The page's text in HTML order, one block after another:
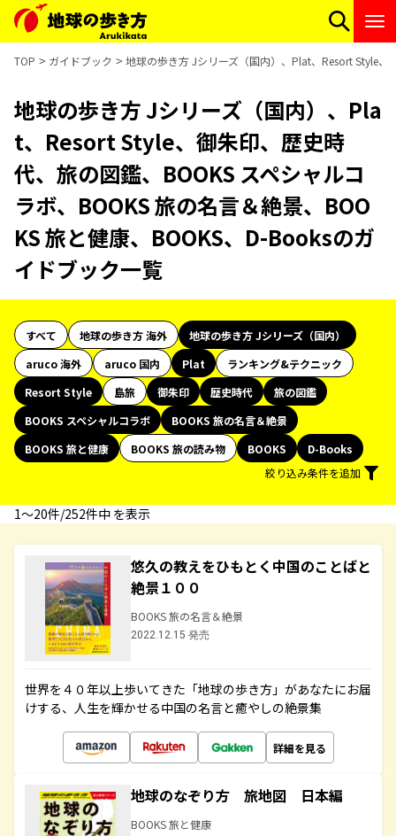
TOP ガイドブック 地球の歩き方 Jシリーズ（国内）、Plat、Resort Style、
地球の歩き方 Jシリーズ（国内）、Pla
t、Resort Style、御朱印、歴史時
代、旅の図鑑、BOOKS スペシャルコ
ラボ、BOOKS 旅の名言＆絶景、BOO
KS 旅と健康、BOOKS、D-Booksのガ
イドブック一覧
すべて 地球の歩き方 海外
地球の歩き方 Jシリーズ（国内）
aruco 海外
aruco 国内 Plat
ランキング&テクニック
Resort Style
島旅 御朱印 歴史時代
旅の図鑑
BOOKS スペシャルコラボ
BOOKS 旅の名言＆絶景
BOOKS 旅と健康
BOOKS 旅の読み物 BOOKS
D-Books
絞り込み条件を追加
1〜20件/252件中 を表示
悠久の教えをひもとく中国のことばと
絶景１００
BOOKS 旅の名言＆絶景
2022.12.15 発売
世界を４０年以上歩いてきた「地球の歩き方」があなたにお届
けする、人生を輝かせる中国の名言と癒やしの絶景集
詳細を見る
地球のなぞり方 旅地図 日本編
BOOKS 旅と健康